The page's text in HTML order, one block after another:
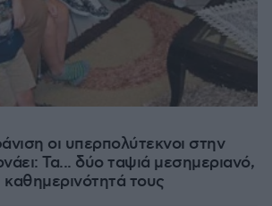
οι υπερπολύτεκνοι στην
Τα... δύο ταψιά μεσημεριανό,
τους